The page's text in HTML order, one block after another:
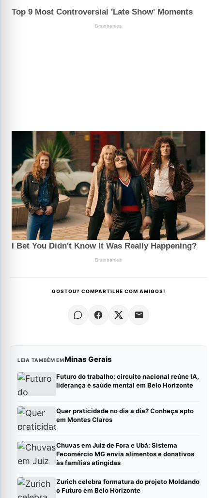
GOSTOU? COMPARTILHE COM AMIGOS!
LEIA TAMBÉM EMMinas Gerais
Futuro do trabalho: circuito nacional reúne IA,
liderança e saúde mental em Belo Horizonte
Quer praticidade no dia a dia? Conheça apto
em Montes Claros
Chuvas em Juiz de Fora e Ubá: Sistema
Fecomércio MG envia alimentos e donativos
às famílias atingidas
Zurich celebra formatura do projeto Moldando
o Futuro em Belo Horizonte